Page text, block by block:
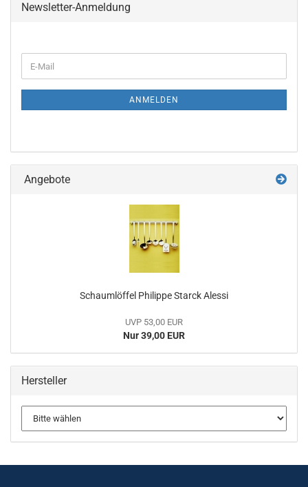
Newsletter-Anmeldung
ZUR
E-
Mail
ANMELDEN
Angebote
Schaumlöffel Philippe Starck Alessi
UVP 53,00 EUR
Nur 39,00 EUR
Hersteller